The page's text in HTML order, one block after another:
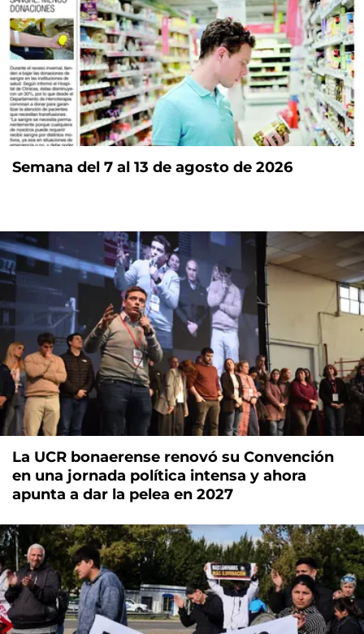
Semana del 7 al 13 de agosto de 2026
La UCR bonaerense renovó su Convención
en una jornada política intensa y ahora
apunta a dar la pelea en 2027